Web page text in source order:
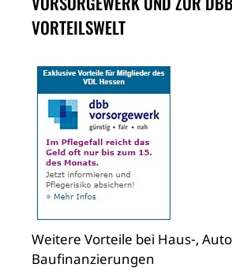
VORTEILSWELT
Weitere Vorteile bei Haus-,
Baufinanzierungen